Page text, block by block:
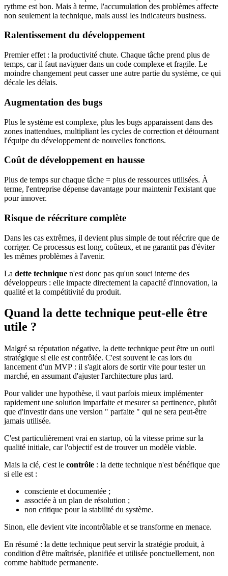
rythme est bon. Mais à terme, l'accumulation des problèmes affecte
non seulement la technique, mais aussi les indicateurs business.
Ralentissement du développement
Premier effet : la productivité chute. Chaque tâche prend plus de
temps, car il faut naviguer dans un code complexe et fragile. Le
moindre changement peut casser une autre partie du système, ce qui
décale les délais.
Augmentation des bugs
Plus le système est complexe, plus les bugs apparaissent dans des
zones inattendues, multipliant les cycles de correction et détournant
l'équipe du développement de nouvelles fonctions.
Coût de développement en hausse
Plus de temps sur chaque tâche = plus de ressources utilisées. À
terme, l'entreprise dépense davantage pour maintenir l'existant que
pour innover.
Risque de réécriture complète
Dans les cas extrêmes, il devient plus simple de tout réécrire que de
corriger. Ce processus est long, coûteux, et ne garantit pas d'éviter
les mêmes problèmes à l'avenir.
La dette technique n'est donc pas qu'un souci interne des
développeurs : elle impacte directement la capacité d'innovation, la
qualité et la compétitivité du produit.
Quand la dette technique peut-elle être
utile ?
Malgré sa réputation négative, la dette technique peut être un outil
stratégique si elle est contrôlée. C'est souvent le cas lors du
lancement d'un MVP : il s'agit alors de sortir vite pour tester un
marché, en assumant d'ajuster l'architecture plus tard.
Pour valider une hypothèse, il vaut parfois mieux implémenter
rapidement une solution imparfaite et mesurer sa pertinence, plutôt
que d'investir dans une version " parfaite " qui ne sera peut-être
jamais utilisée.
C'est particulièrement vrai en startup, où la vitesse prime sur la
qualité initiale, car l'objectif est de trouver un modèle viable.
Mais la clé, c'est le contrôle : la dette technique n'est bénéfique que
si elle est :
consciente et documentée ;
associée à un plan de résolution ;
non critique pour la stabilité du système.
Sinon, elle devient vite incontrôlable et se transforme en menace.
En résumé : la dette technique peut servir la stratégie produit, à
condition d'être maîtrisée, planifiée et utilisée ponctuellement, non
comme habitude permanente.